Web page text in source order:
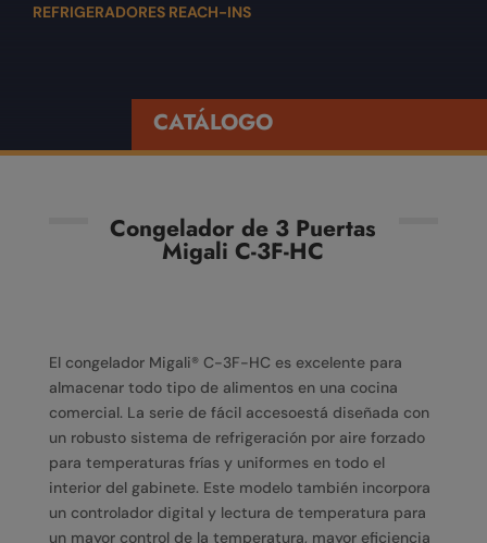
REFRIGERADORES REACH-INS
CATÁLOGO
Congelador de 3 Puertas
Migali C-3F-HC
El congelador Migali® C-3F-HC es excelente para
almacenar todo tipo de alimentos en una cocina
comercial. La serie de fácil accesoestá diseñada con
un robusto sistema de refrigeración por aire forzado
para temperaturas frías y uniformes en todo el
interior del gabinete. Este modelo también incorpora
un controlador digital y lectura de temperatura para
un mayor control de la temperatura, mayor eficiencia